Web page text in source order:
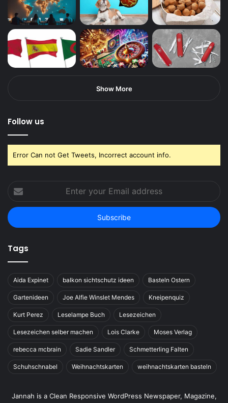
Show More
Follow us
Error Can not Get Tweets, Incorrect account info.
your
Email
address
Tags
Aida Expinet balkon sichtschutz ideen Basteln Ostern
Gartenideen Joe Alfie Winslet Mendes Kneipenquiz
Kurt Perez Leselampe Buch Lesezeichen
Lesezeichen selber machen Lois Clarke Moses Verlag
rebecca mcbrain Sadie Sandler Schmetterling Falten
Schuhschnabel Weihnachtskarten weihnachtskarten basteln
Jannah is a Clean Responsive WordPress Newspaper, Magazine,